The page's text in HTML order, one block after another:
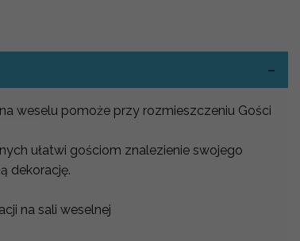
weselu pomoże przy rozmieszczeniu Gości
ułatwi gościom znalezienie swojego
dekorację.
na sali weselnej